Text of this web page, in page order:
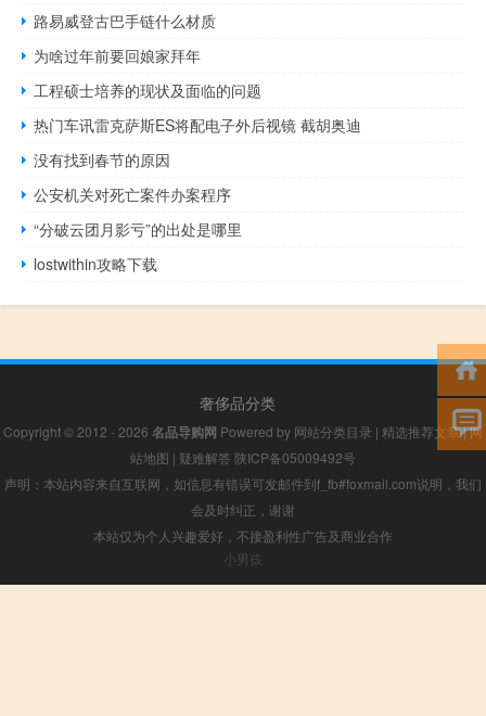
路易威登古巴手链什么材质
为啥过年前要回娘家拜年
工程硕士培养的现状及面临的问题
热门车讯雷克萨斯ES将配电子外后视镜 截胡奥迪
没有找到春节的原因
公安机关对死亡案件办案程序
“分破云团月影亏”的出处是哪里
lostwithin攻略下载
奢侈品分类
Copyright © 2012 - 2026 名品导购网 Powered by 网站分类目录 | 精选推荐文章|网
站地图 | 疑难解答 陕ICP备05009492号
声明：本站内容来自互联网，如信息有错误可发邮件到f_fb#foxmail.com说明，我们
会及时纠正，谢谢
本站仅为个人兴趣爱好，不接盈利性广告及商业合作
小男孩